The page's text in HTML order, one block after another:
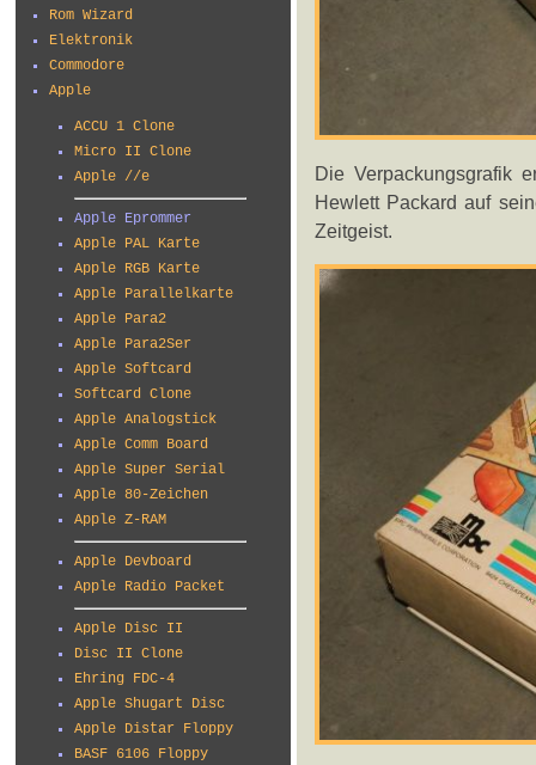
Rom Wizard
Elektronik
Commodore
Apple
ACCU 1 Clone
Micro II Clone
Apple //e
Apple Eprommer
Apple PAL Karte
Apple RGB Karte
Apple Parallelkarte
Apple Para2
Apple Para2Ser
Apple Softcard
Softcard Clone
Apple Analogstick
Apple Comm Board
Apple Super Serial
Apple 80-Zeichen
Apple Z-RAM
Apple Devboard
Apple Radio Packet
Apple Disc II
Disc II Clone
Ehring FDC-4
Apple Shugart Disc
Apple Distar Floppy
BASF 6106 Floppy
Die Verpackungsgrafik
Hewlett Packard auf
Zeitgeist.